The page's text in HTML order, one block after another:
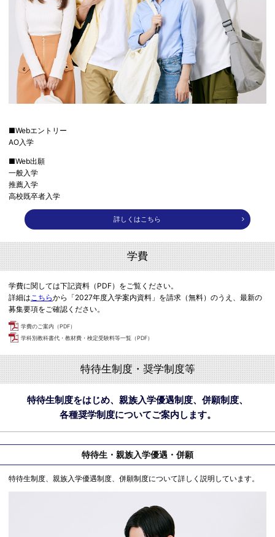
■Webエントリー
AO入学
■Web出願
一般入学
推薦入学
高校既卒者入学
詳しくはこちら
学費
学費に関しては下記資料（PDF）をご覧ください。
詳細は こちらから「2027年度入学案内資料」を請求（無料）のうえ、最新の
募集要項をご確認ください。
学費のご案内（PDF）
学科別教科書代・教材費・検定受験料等一覧（PDF）
特待生制度・奨学制度等
特待生制度をはじめ、親族入学優遇制度、併願制度、
各種奨学制度についてご案内します。
特待生・親族入学優遇・併願
特待生制度、親族入学優遇制度、併願制度について詳しく説明しています。